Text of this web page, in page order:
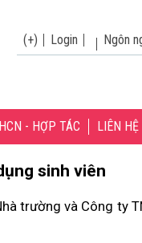
(+) Login Ngôn
- HỢP TÁC LIÊN HỆ
sinh viên
trường và Công ty